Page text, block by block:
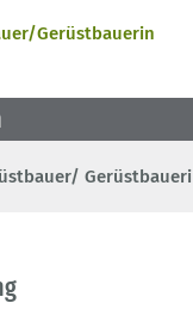
Gerüstbauerin